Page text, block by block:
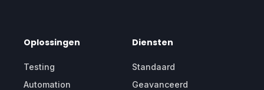
Oplossingen
Testing
Automation
Diensten
Standaard
Geavanceerd